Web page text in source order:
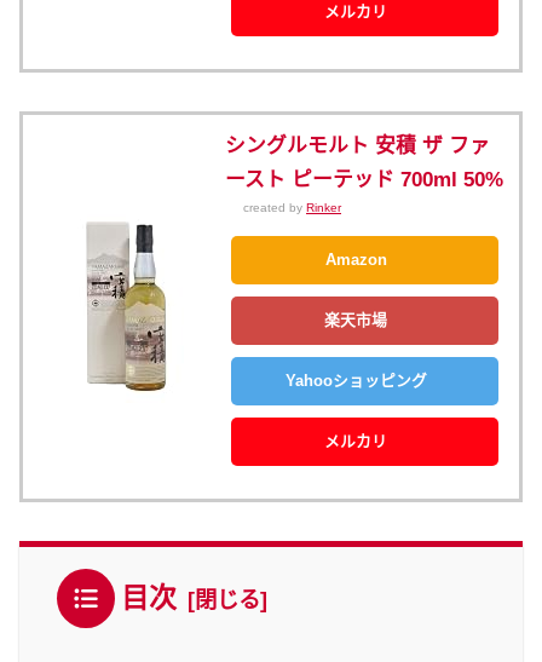
メルカリ
シングルモルト 安積 ザ ファ
ースト ピーテッド 700ml 50%
created by Rinker
Amazon
楽天市場
Yahooショッピング
メルカリ
目次